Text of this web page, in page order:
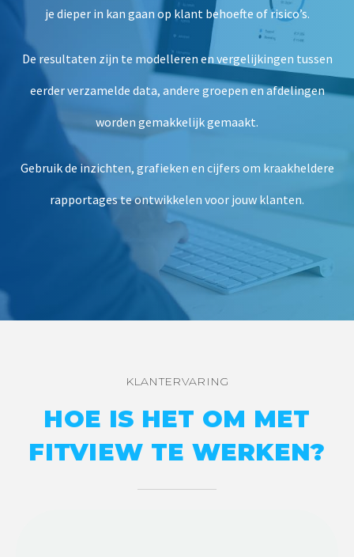
je dieper in kan gaan op klant behoefte of risico’s.
De resultaten zijn te modelleren en vergelijkingen tussen
eerder verzamelde data, andere groepen en afdelingen
worden gemakkelijk gemaakt.
Gebruik de inzichten, grafieken en cijfers om kraakheldere
rapportages te ontwikkelen voor jouw klanten.
KLANTERVARING
HOE IS HET OM MET
FITVIEW TE WERKEN?